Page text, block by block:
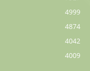
4999
4874
4042
4009